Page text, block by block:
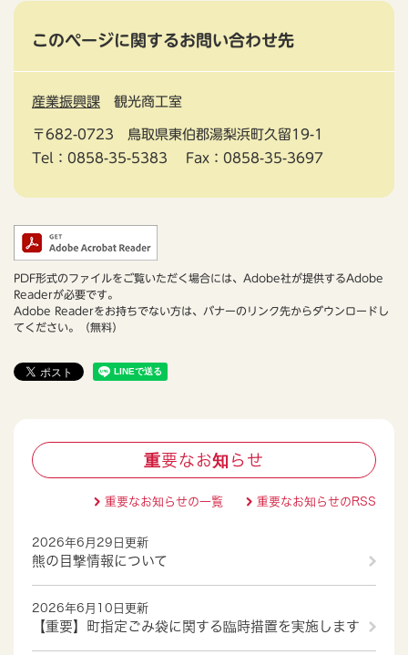
このページに関するお問い合わせ先
産業振興課 観光商工室
〒682-0723
鳥取県東伯郡湯梨浜町久留19-1
Tel：0858-35-5383
Fax：0858-35-3697
PDF形式のファイルをご覧いただく場合には、Adobe社が提供するAdobe
Readerが必要です。
Adobe Readerをお持ちでない方は、バナーのリンク先からダウンロードし
てください。（無料）
重要なお知らせ
2026年6月29日更新
熊の目撃情報について
2026年6月10日更新
【重要】町指定ごみ袋に関する臨時措置を実施します
重要なお知らせの一覧 重要なお知らせのRSS